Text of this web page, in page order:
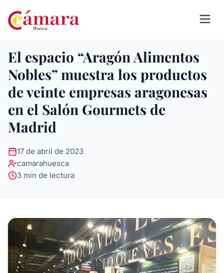
El espacio “Aragón Alimentos
Nobles” muestra los productos
de veinte empresas aragonesas
en el Salón Gourmets de
Madrid
17 de abril de 2023
camarahuesca
3 min de lectura